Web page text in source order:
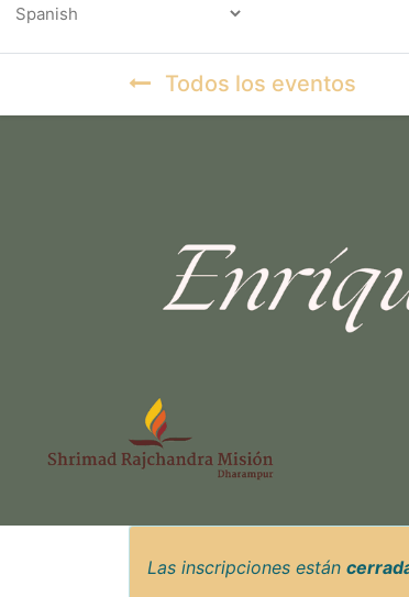
Todos los eventos
Las inscripciones están